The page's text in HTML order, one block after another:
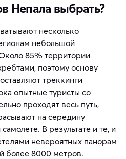
Непала выбрать?
несколько
небольшой
85% территории
поэтому основу
треккинги
опытные туристы со
проходят весь путь,
на середину
В результате и те, и
невероятных панорам
более 8000 метров.